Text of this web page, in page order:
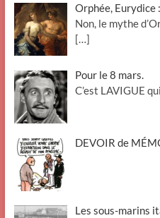
Orphée, Eurydice
Non, le mythe
[…]
Pour le 8 mars.
C’est LAVIGUE
DEVOIR de
Les sous-marins